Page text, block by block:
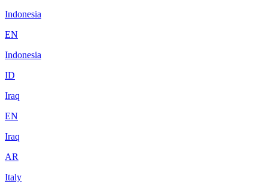
Indonesia
EN
Indonesia
ID
Iraq
EN
Iraq
AR
Italy